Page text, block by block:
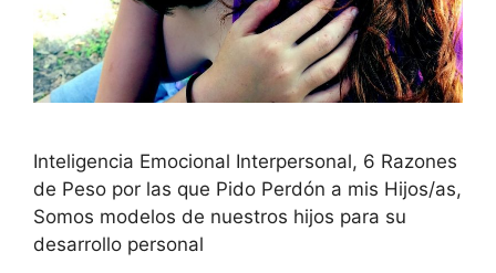
Inteligencia Emocional Interpersonal, 6 Razones
de Peso por las que Pido Perdón a mis Hijos/as,
Somos modelos de nuestros hijos para su
desarrollo personal